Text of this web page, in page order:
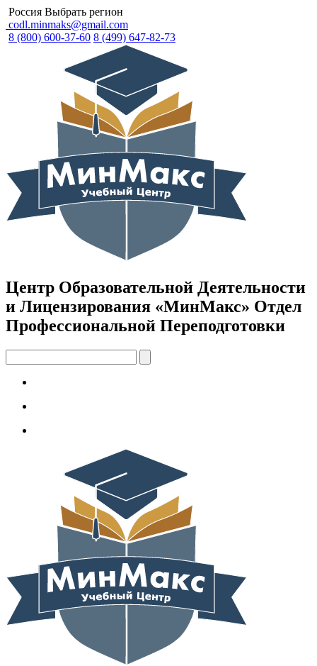
Россия Выбрать регион
codl.minmaks@gmail.com
8 (800) 600-37-60 8 (499) 647-82-73
Центр Образовательной Деятельности
и Лицензирования «МинМакс» Отдел
Профессиональной Переподготовки